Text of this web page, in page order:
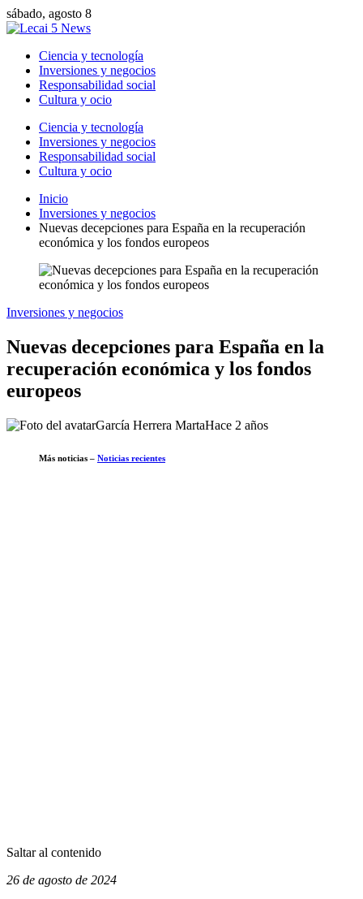
sábado, agosto 8
Ciencia y tecnología
Inversiones y negocios
Responsabilidad social
Cultura y ocio
Ciencia y tecnología
Inversiones y negocios
Responsabilidad social
Cultura y ocio
Inicio
Inversiones y negocios
Nuevas decepciones para España en la recuperación
económica y los fondos europeos
Inversiones y negocios
Nuevas decepciones para España en la
recuperación económica y los fondos
europeos
García Herrera MartaHace 2 años
Más noticias – Noticias recientes
Saltar al contenido
26 de agosto de 2024